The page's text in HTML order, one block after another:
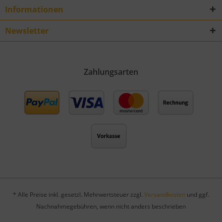
Informationen
Newsletter
Zahlungsarten
* Alle Preise inkl. gesetzl. Mehrwertsteuer zzgl. Versandkosten und ggf.
Nachnahmegebühren, wenn nicht anders beschrieben